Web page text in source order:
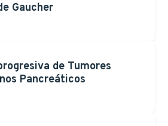
Gaucher
de Tumores
Pancreáticos